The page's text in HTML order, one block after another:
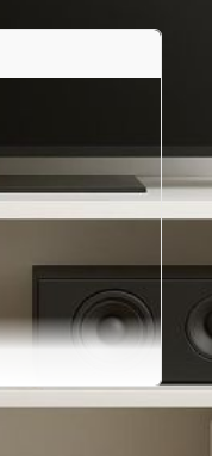
有規劃清楚的收